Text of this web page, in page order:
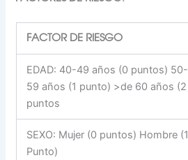
FACTOR DE RIESGO
EDAD: 40-49 años (0 puntos) 50-
59 años (1 punto) >de 60 años (2
puntos
SEXO: Mujer (0 puntos) Hombre (1
Punto)